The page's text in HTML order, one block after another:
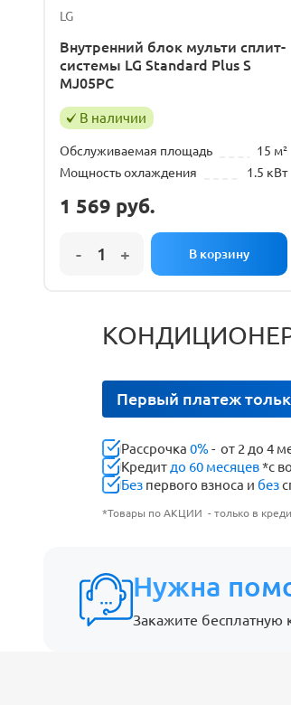
LG
Внутренний блок мульти сплит-
системы LG Standard Plus S
MJ05PC
В наличии
Обслуживаемая площадь
15 м²
Мощность охлаждения
1.5 кВт
1 569 руб.
Первый платеж
Рассрочка 0% - от 2 до 4
Кредит до 60 месяцев*с
Без первого взноса и без
*Товары по АКЦИИ - только в
Нужна
Закажите